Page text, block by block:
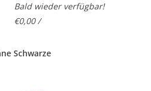
Bald wieder verfügbar!
€0,00 /
Schwarze